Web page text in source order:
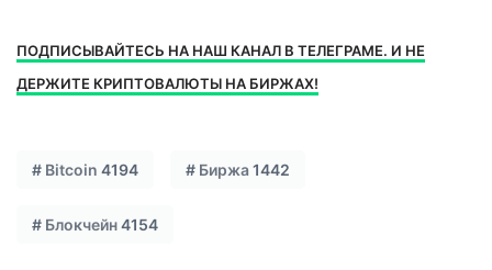
ПОДПИСЫВАЙТЕСЬ НА НАШ КАНАЛ В ТЕЛЕГРАМЕ. И НЕ
ДЕРЖИТЕ КРИПТОВАЛЮТЫ НА БИРЖАХ!
# Bitcoin 4194 # Биржа 1442
# Блокчейн4154